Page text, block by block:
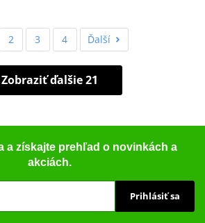
2 3 4 Ďalší
Zobraziť ďalšie 21
a získajte prehľad o novinkách a
akciách.
Prihlásiť sa